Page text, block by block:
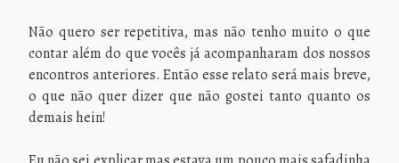
Não quero ser repetitiva, mas não tenho muito o que
contar além do que vocês já acompanharam dos nossos
encontros anteriores. Então esse relato será mais breve,
o que não quer dizer que não gostei tanto quanto os
demais hein!